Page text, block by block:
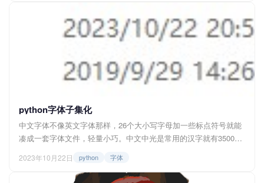
策或行为以适应这个不断因他们而变化的环境，层层递进。 爱尔法
鲁酒吧问题...
python字体子集化
中文字体不像英文字体那样，26个大小写字母加一些标点符号就能
凑成一套字体文件，轻量小巧。中文中光是常用的汉字就有3500
如果在web中使用服务器端的中文字体，光是等待加载就要花去不
少时间，所以为了使加载速度提升，我们可以采用字体子集化方
2023年10月22日 python 字体